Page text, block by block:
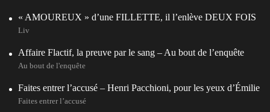
« AMOUREUX » d’une FILLETTE, il l’enlève DEUX FOIS
Liv
Affaire Flactif, la preuve par le sang – Au bout de l’enquête
Au bout de l'enquête
Faites entrer l’accusé – Henri Pacchioni, pour les yeux d’Émilie
Faites entrer l’accusé